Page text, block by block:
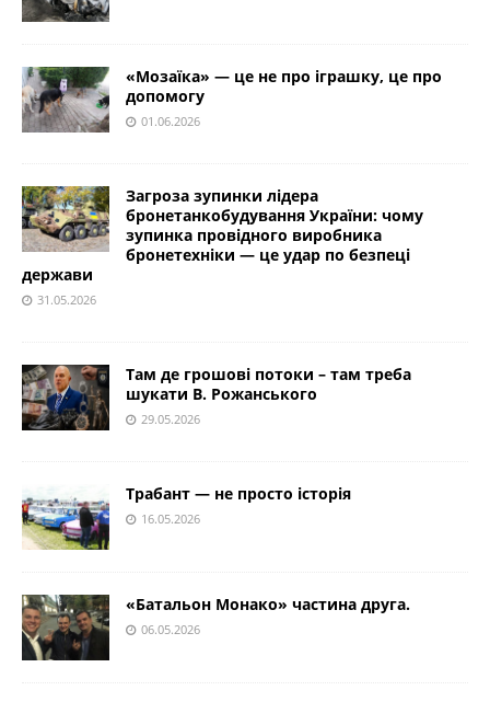
«Мозаїка» — це не про іграшку, це про
допомогу
01.06.2026
Загроза зупинки лідера
бронетанкобудування України: чому
зупинка провідного виробника
бронетехніки — це удар по безпеці
держави
31.05.2026
Там де грошові потоки – там треба
шукати В. Рожанського
29.05.2026
Трабант — не просто історія
16.05.2026
«Батальон Монако» частина друга.
06.05.2026